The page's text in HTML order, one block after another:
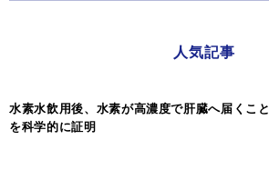
人気記事
水素水飲用後、水素が高濃度で肝臓へ届くこと
を科学的に証明